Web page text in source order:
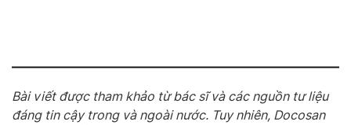
Bài viết được tham khảo từ bác sĩ và các nguồn tư liệu
đáng tin cậy trong và ngoài nước. Tuy nhiên, Docosan